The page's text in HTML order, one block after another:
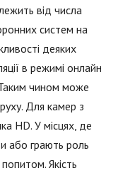
від числа
систем на
деяких
в режимі онлайн
чином може
Для камер з
HD. У місцях, де
або грають роль
Якість